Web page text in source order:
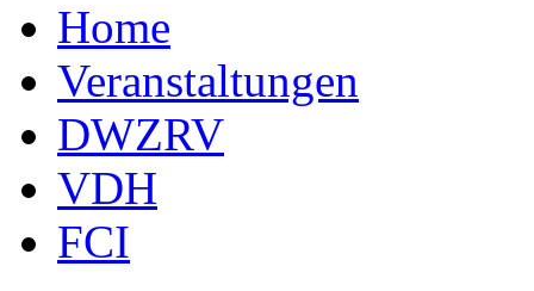
Home
Veranstaltungen
DWZRV
VDH
FCI